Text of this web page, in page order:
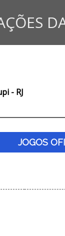
- RJ
JOGOS